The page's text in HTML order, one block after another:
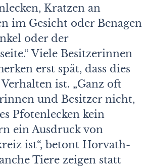
Kratzen an
im Gesicht oder Benagen
oder der
Viele Besitzerinnen
erst spät, dass dies
ist. „Ganz oft
und Besitzer nicht,
Pfotenlecken kein
ein Ausdruck von
ist“, betont Horvath-
Tiere zeigen statt